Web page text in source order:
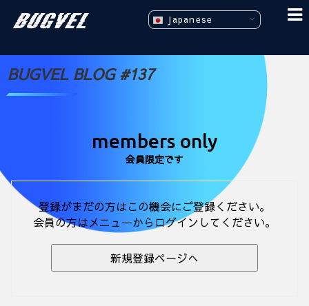
BUGVEL BLOG #137
members only
会員限定です
登録がまだの方はこの機会にご登録ください。
会員の方はメニューからログインしてください。
新規登録ページへ
Japanese